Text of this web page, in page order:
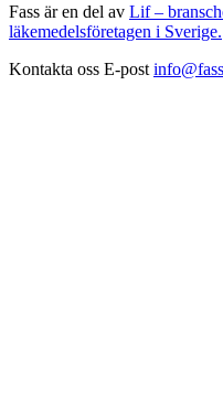
Fass är en del av Lif –
läkemedelsföretagen i Sverige.
Kontakta oss E-post